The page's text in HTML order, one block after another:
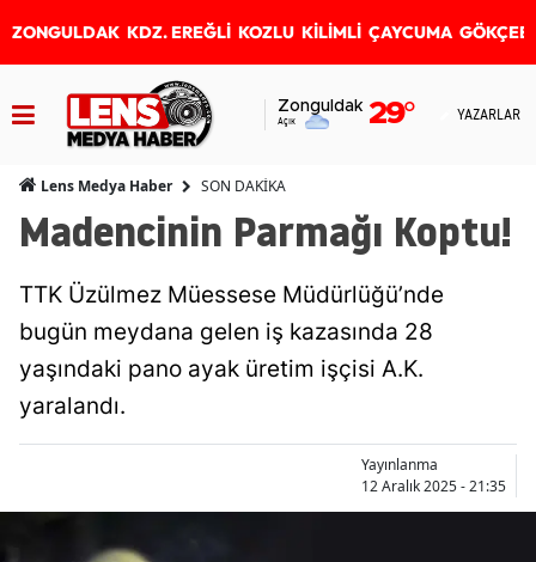
ZONGULDAK KDZ. EREĞLİ KOZLU KİLİMLİ ÇAYCUMA
Zonguldak
Açık 29° YAZARLAR
Lens Medya Haber SON DAKİKA
Madencinin Parmağı Koptu!
TTK Üzülmez Müessese Müdürlüğü’nde
bugün meydana gelen iş kazasında 28
yaşındaki pano ayak üretim işçisi A.K.
yaralandı.
Yayınlanma
12 Aralık 2025 - 21:35